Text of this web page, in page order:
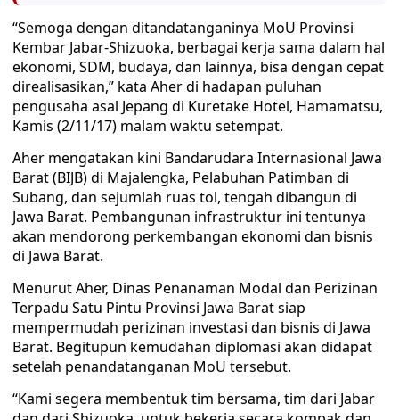
“Semoga dengan ditandatanganinya MoU Provinsi
Kembar Jabar-Shizuoka, berbagai kerja sama dalam hal
ekonomi, SDM, budaya, dan lainnya, bisa dengan cepat
direalisasikan,” kata Aher di hadapan puluhan
pengusaha asal Jepang di Kuretake Hotel, Hamamatsu,
Kamis (2/11/17) malam waktu setempat.
Aher mengatakan kini Bandarudara Internasional Jawa
Barat (BIJB) di Majalengka, Pelabuhan Patimban di
Subang, dan sejumlah ruas tol, tengah dibangun di
Jawa Barat. Pembangunan infrastruktur ini tentunya
akan mendorong perkembangan ekonomi dan bisnis
di Jawa Barat.
Menurut Aher, Dinas Penanaman Modal dan Perizinan
Terpadu Satu Pintu Provinsi Jawa Barat siap
mempermudah perizinan investasi dan bisnis di Jawa
Barat. Begitupun kemudahan diplomasi akan didapat
setelah penandatanganan MoU tersebut.
“Kami segera membentuk tim bersama, tim dari Jabar